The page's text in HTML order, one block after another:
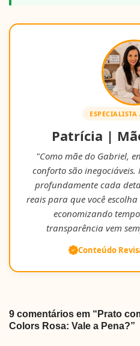
Patrícia |
"Como mãe do Gabriel,
conforto são
profundamente cada
reais para que você
economizando
transparência vem
Conteúdo
9 comentários em “Prato
Colors Rosa: Vale a Pena?”